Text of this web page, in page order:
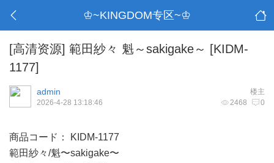
♔~KINGDOM专区~♔
[高清资源] 範田紗々 魁～sakigake～ [KIDM-
1177]
楼主
admin
2468 0
2026-4-28 13:18:46
商品コード： KIDM-1177
範田紗々/魁〜sakigake〜